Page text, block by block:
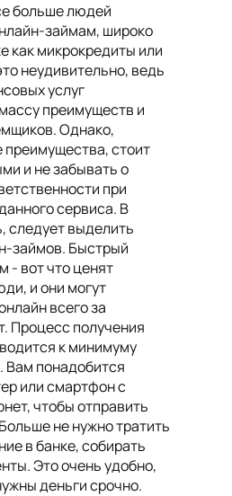
больше людей
займам, широко
как микрокредиты или
неудивительно, ведь
услуг
преимуществ и
Однако,
преимущества, стоит
и не забывать о
при
сервиса. В
следует выделить
займов. Быстрый
- вот что ценят
и они могут
всего за
Процесс получения
к минимуму
понадобится
или смартфон с
чтобы отправить
не нужно тратить
в банке, собирать
Это очень удобно,
деньги срочно.